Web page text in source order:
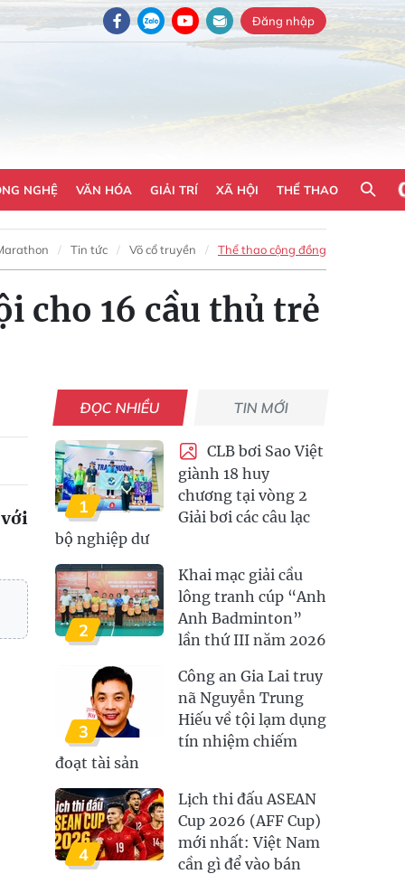
Đăng nhập
NGHỆ VĂN HÓA GIẢI TRÍ XÃ HỘI THỂ THAO
Tin tức Võ cổ truyền Thể thao cộng đồng
cho 16 cầu thủ trẻ
ĐỌC NHIỀU TIN MỚI
1
CLB bơi Sao Việt
giành 18 huy
chương tại vòng 2
Giải bơi các câu lạc
bộ nghiệp dư
2
Khai mạc giải cầu
lông tranh cúp “Anh
Anh Badminton”
lần thứ III năm 2026
3
Công an Gia Lai truy
nã Nguyễn Trung
Hiếu về tội lạm dụng
tín nhiệm chiếm
đoạt tài sản
4
Lịch thi đấu ASEAN
Cup 2026 (AFF Cup)
mới nhất: Việt Nam
cần gì để vào bán